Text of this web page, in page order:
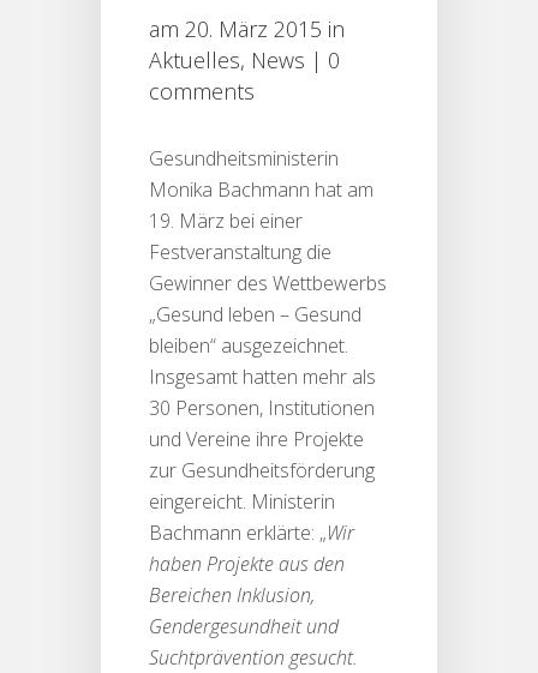
am 20. März 2015 in
Aktuelles, News | 0
comments
Gesundheitsministerin
Monika Bachmann hat am
19. März bei einer
Festveranstaltung die
Gewinner des Wettbewerbs
„Gesund leben – Gesund
bleiben“ ausgezeichnet.
Insgesamt hatten mehr als
30 Personen, Institutionen
und Vereine ihre Projekte
zur Gesundheitsförderung
eingereicht. Ministerin
Bachmann erklärte: „Wir
haben Projekte aus den
Bereichen Inklusion,
Gendergesundheit und
Suchtprävention gesucht.